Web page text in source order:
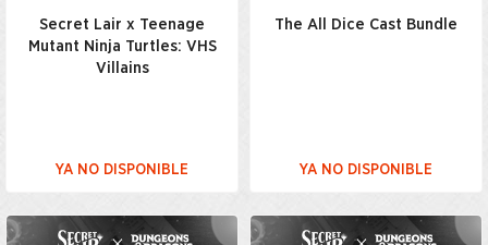
Secret Lair x Teenage
Mutant Ninja Turtles: VHS
Villains
YA NO DISPONIBLE
The All Dice Cast Bundle
YA NO DISPONIBLE